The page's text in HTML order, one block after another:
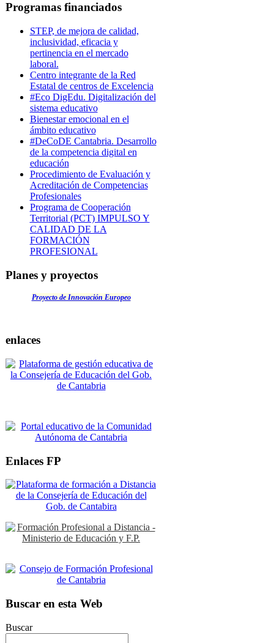
Programas financiados
STEP, de mejora de calidad,
inclusividad, eficacia y
pertinencia en el mercado
laboral.
Centro integrante de la Red
Estatal de centros de Excelencia
#Eco DigEdu. Digitalización del
sistema educativo
Bienestar emocional en el
ámbito educativo
#DeCoDE Cantabria. Desarrollo
de la competencia digital en
educación
Procedimiento de Evaluación y
Acreditación de Competencias
Profesionales
Programa de Cooperación
Territorial (PCT) IMPULSO Y
CALIDAD DE LA
FORMACIÓN
PROFESIONAL
Planes y proyectos
Proyecto de Innovación Europeo
enlaces
Enlaces FP
Buscar en esta Web
Buscar